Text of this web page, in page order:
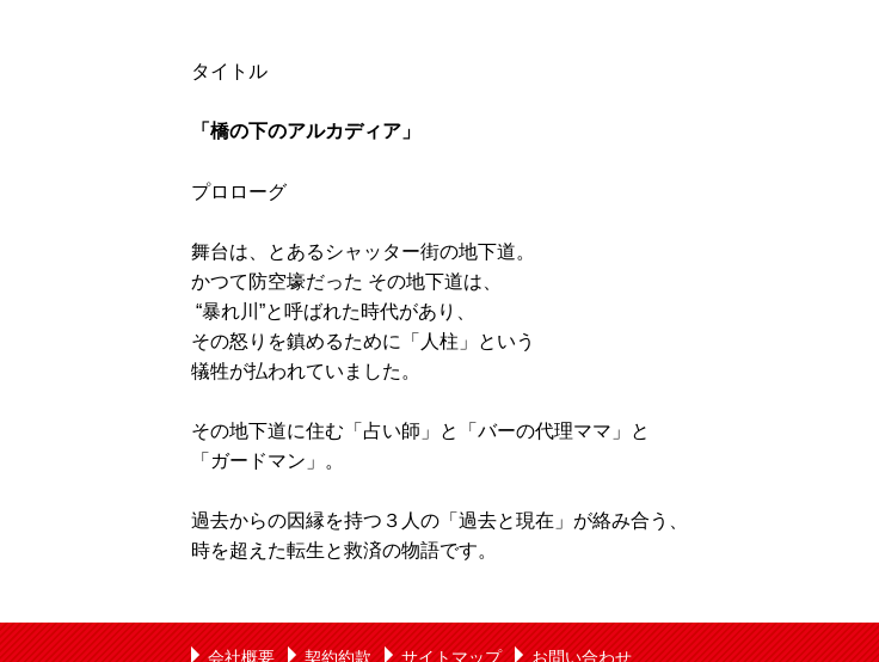
タイトル
「橋の下のアルカディア」
プロローグ
舞台は、とあるシャッター街の地下道。
かつて防空壕だった その地下道は、
“暴れ川”と呼ばれた時代があり、
その怒りを鎮めるために「人柱」という
犠牲が払われていました。
その地下道に住む「占い師」と「バーの代理ママ」と
「ガードマン」。
過去からの因縁を持つ３人の「過去と現在」が絡み合う、
時を超えた転生と救済の物語です。
会社概要 契約約款 サイトマップ お問い合わせ